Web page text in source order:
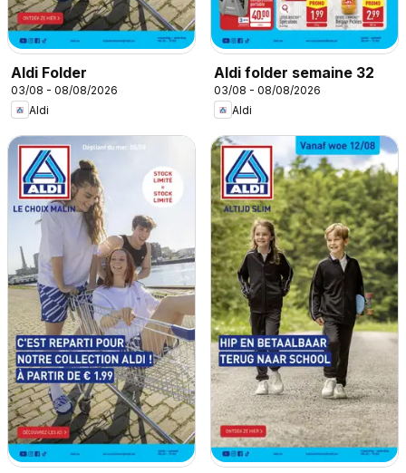
Aldi Folder
03/08 - 08/08/2026
Aldi
Aldi folder semaine 32
03/08 - 08/08/2026
Aldi